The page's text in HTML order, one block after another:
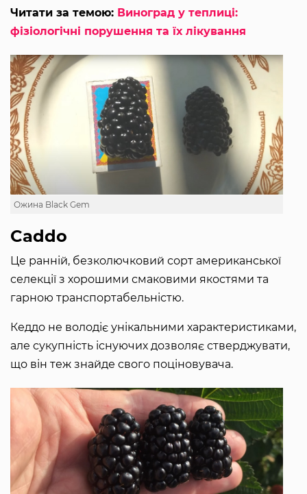
Читати за темою: Виноград у теплиці:
фізіологічні порушення та їх лікування
Ожина Black Gem
Caddo
Це ранній, безколючковий сорт американської
селекції з хорошими смаковими якостями та
гарною транспортабельністю.
Кеддо не володіє унікальними характеристиками,
але сукупність існуючих дозволяє стверджувати,
що він теж знайде свого поціновувача.